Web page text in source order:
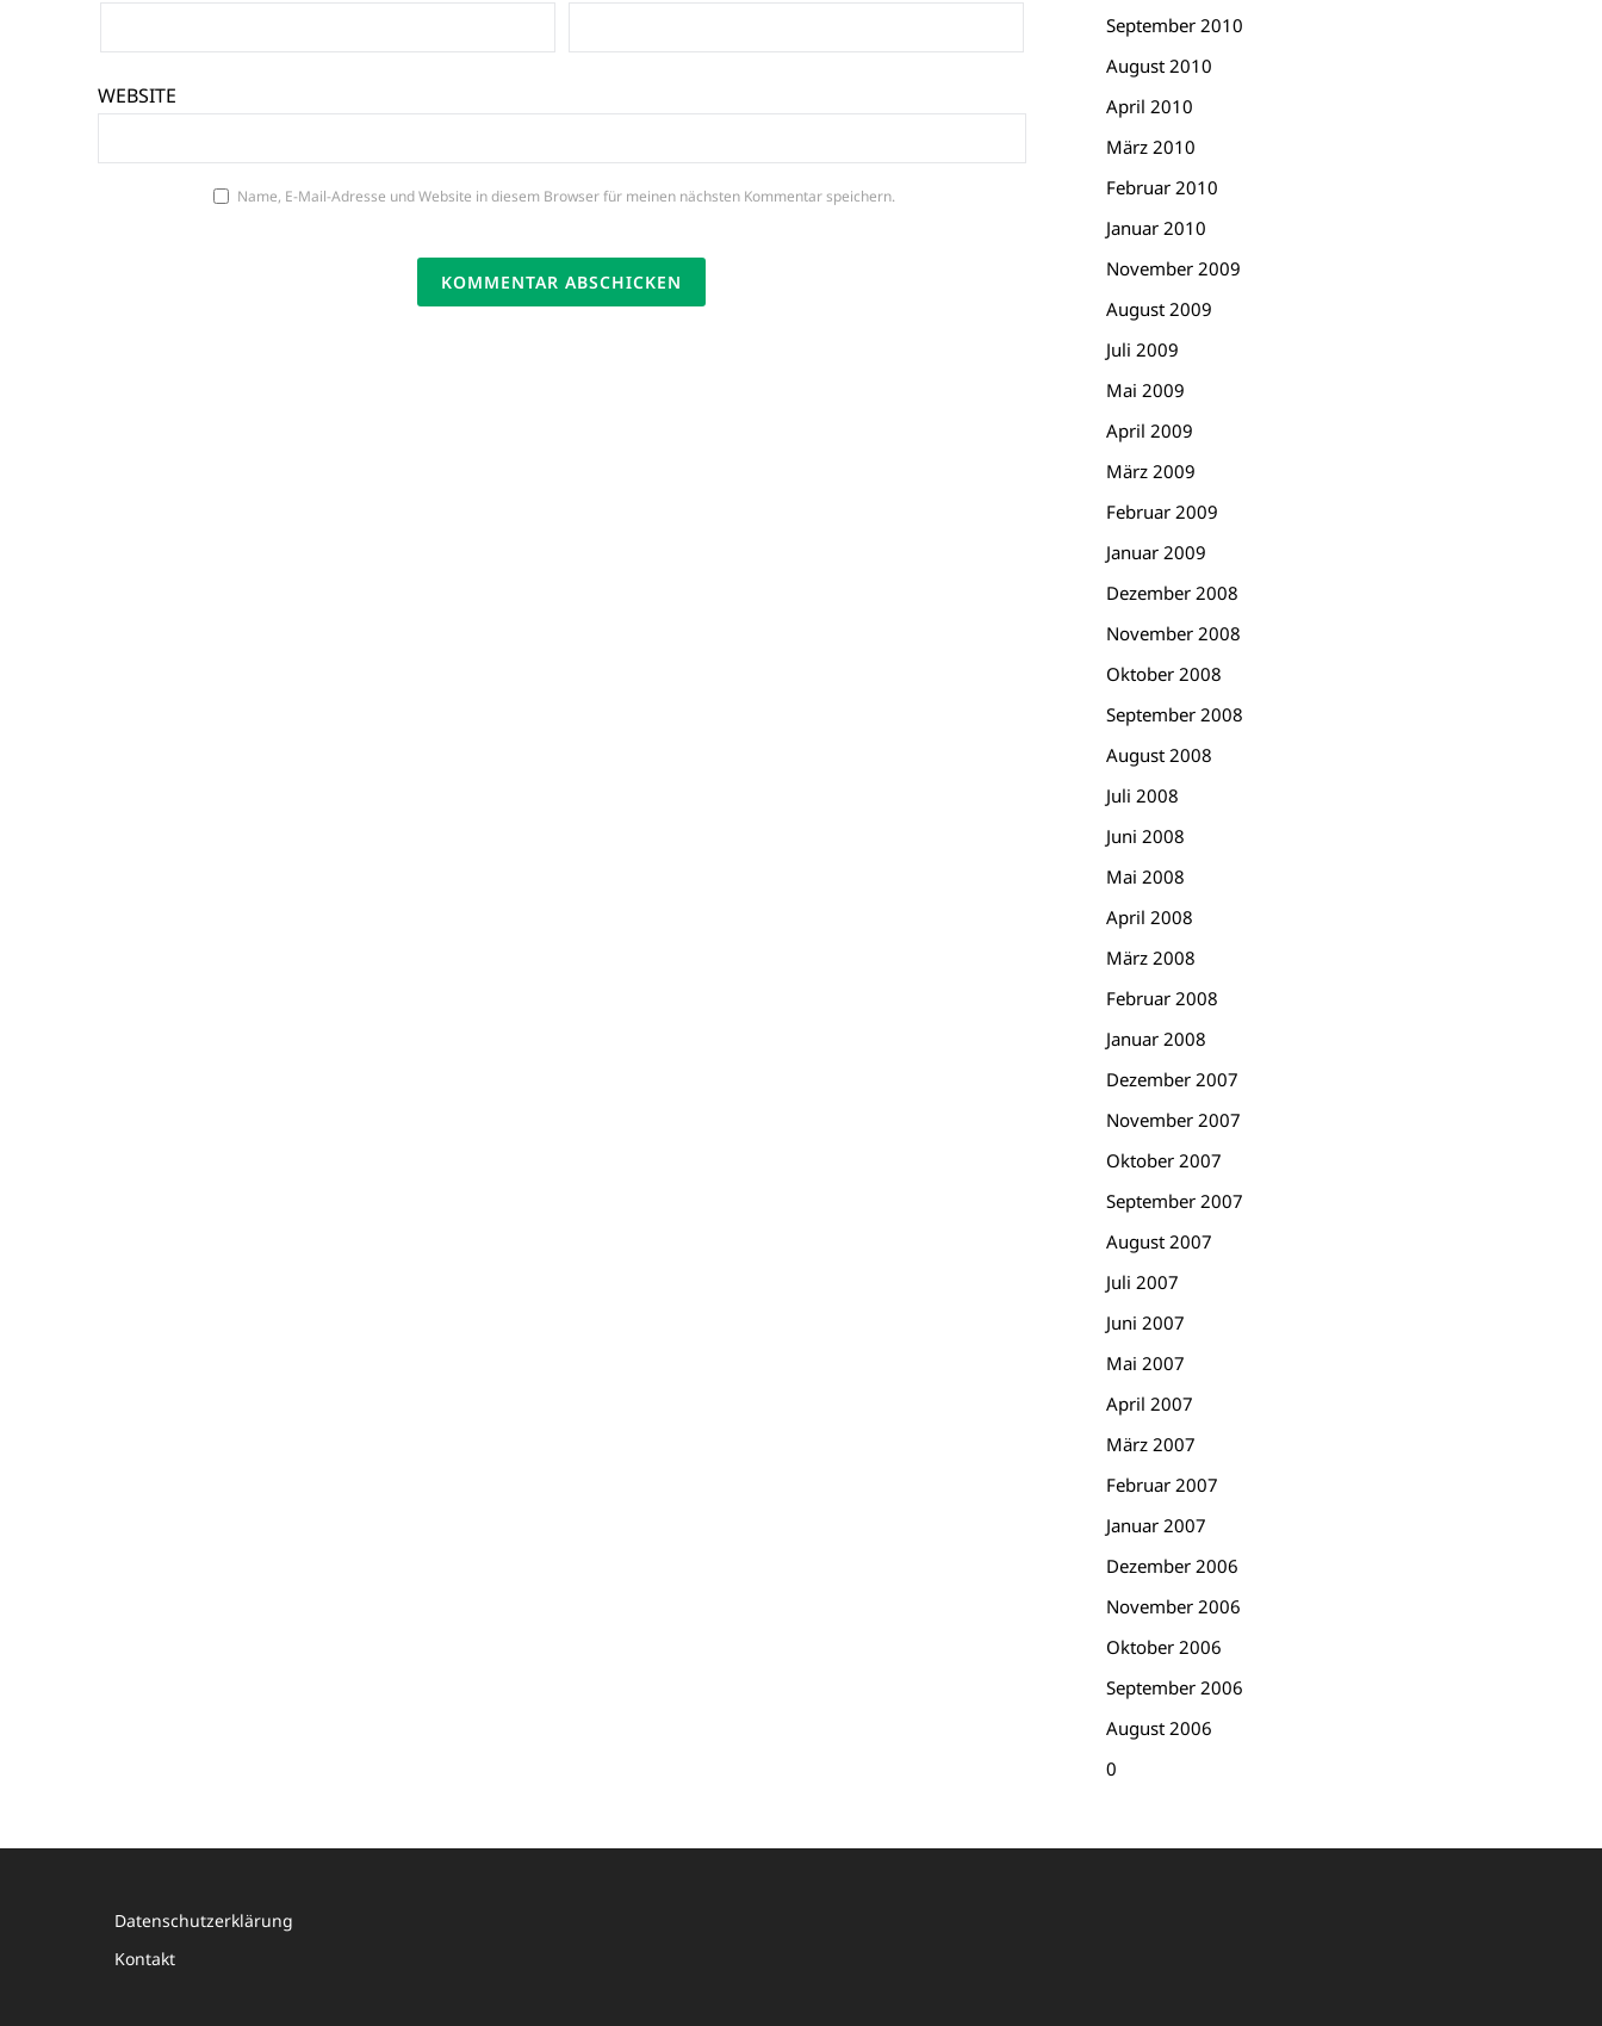
WEBSITE
Name, E-Mail-Adresse und Website in diesem Browser für meinen nächsten Kommentar speichern.
September 2010
August 2010
April 2010
März 2010
Februar 2010
Januar 2010
November 2009
August 2009
Juli 2009
Mai 2009
April 2009
März 2009
Februar 2009
Januar 2009
Dezember 2008
November 2008
Oktober 2008
September 2008
August 2008
Juli 2008
Juni 2008
Mai 2008
April 2008
März 2008
Februar 2008
Januar 2008
Dezember 2007
November 2007
Oktober 2007
September 2007
August 2007
Juli 2007
Juni 2007
Mai 2007
April 2007
März 2007
Februar 2007
Januar 2007
Dezember 2006
November 2006
Oktober 2006
September 2006
August 2006
0
Datenschutzerklärung
Kontakt